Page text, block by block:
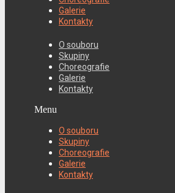
Galerie
Kontakty
O souboru
Skupiny
Choreografie
Galerie
Kontakty
Menu
O souboru
Skupiny
Choreografie
Galerie
Kontakty